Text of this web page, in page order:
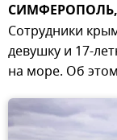
СИМФЕРОПОЛЬ,
Сотрудники
девушку и 17-
на море. Об